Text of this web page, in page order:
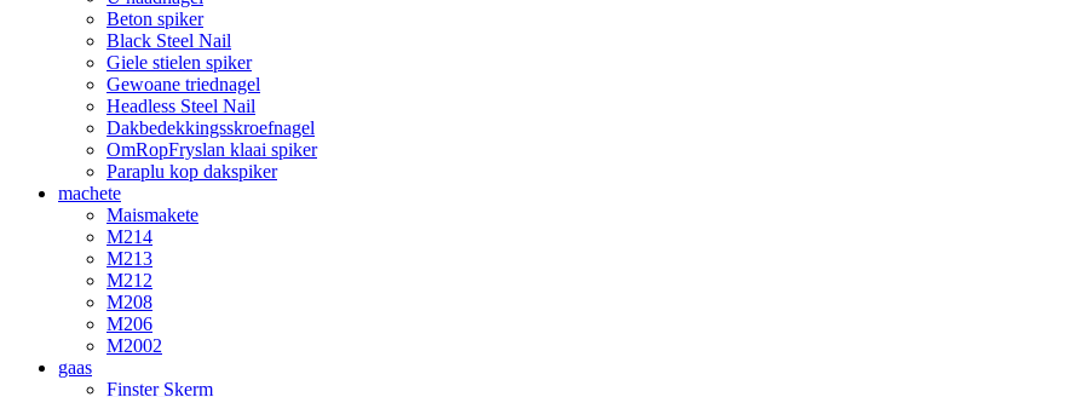
Beton spiker
Black Steel Nail
Giele stielen spiker
Gewoane triednagel
Headless Steel Nail
Dakbedekkingsskroefnagel
OmRopFryslan klaai spiker
Paraplu kop dakspiker
machete
Maismakete
M214
M213
M212
M208
M206
M2002
gaas
Finster Skerm